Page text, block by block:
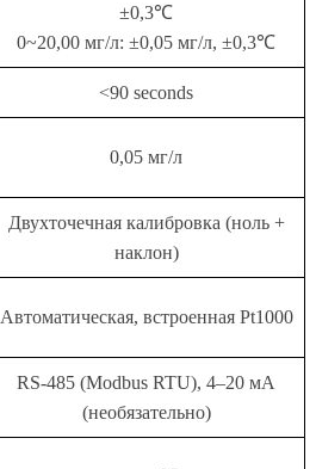
±0,3℃
0~20,00 мг/л: ±0,05 мг/л, ±0,3℃
<90 seconds
0,05 мг/л
Двухточечная калибровка (ноль +
наклон)
Автоматическая, встроенная Pt1000
RS-485 (Modbus RTU), 4–20 мА
(необязательно)